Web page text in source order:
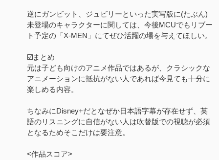
逆にガンビット、ジュビリーといった実写版に(たぶん)
未登場のキャラクターに関しては、今後MCUでもリブー
ト予定の「X-MEN」にてぜひ活躍の場を与えてほしい。
☑️まとめ
元は子ども向けのアニメ作品ではあるが、クラシックな
アニメーションに抵抗がない人であれば今見ても十分に
楽しめる内容。
ちなみにDisney+だとなぜか日本語字幕が存在せず、英
語のリスニングに自信がない人は吹替版での視聴が必須
となるためそこだけは要注意。
<作品スコア>